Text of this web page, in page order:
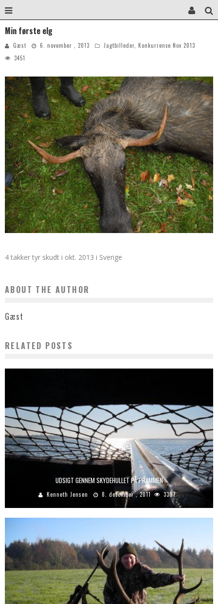
Min første elg
Gæst 6. november , 2013 Jagtbilleder Konkurrence Nov 2013
3451
4 takker tyr skudt i okt. 2013 i Sverige
ABOUT THE AUTHOR
Gæst
RELATED POSTS
UDSIGT GENNEM SKYDEHULLET PÅ PRAMMEN
Kenneth Jensen 8. december , 2011 3307